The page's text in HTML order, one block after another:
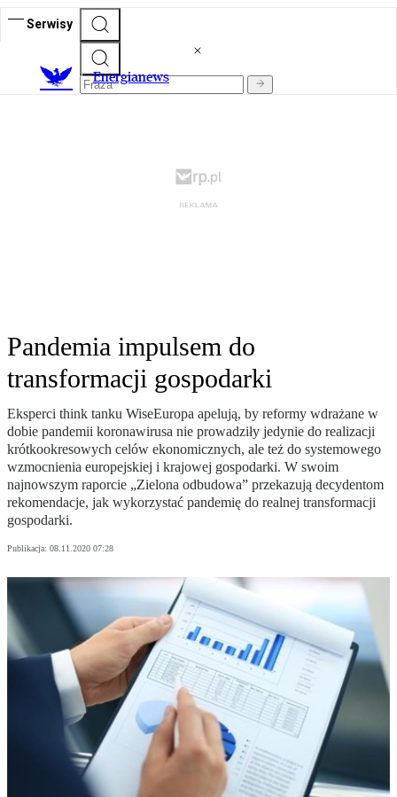
Serwisy
Energianews
Pandemia impulsem do
transformacji gospodarki
Eksperci think tanku WiseEuropa apelują, by reformy wdrażane w
dobie pandemii koronawirusa nie prowadziły jedynie do realizacji
krótkookresowych celów ekonomicznych, ale też do systemowego
wzmocnienia europejskiej i krajowej gospodarki. W swoim
najnowszym raporcie „Zielona odbudowa” przekazują decydentom
rekomendacje, jak wykorzystać pandemię do realnej transformacji
gospodarki.
Publikacja: 08.11.2020 07:28